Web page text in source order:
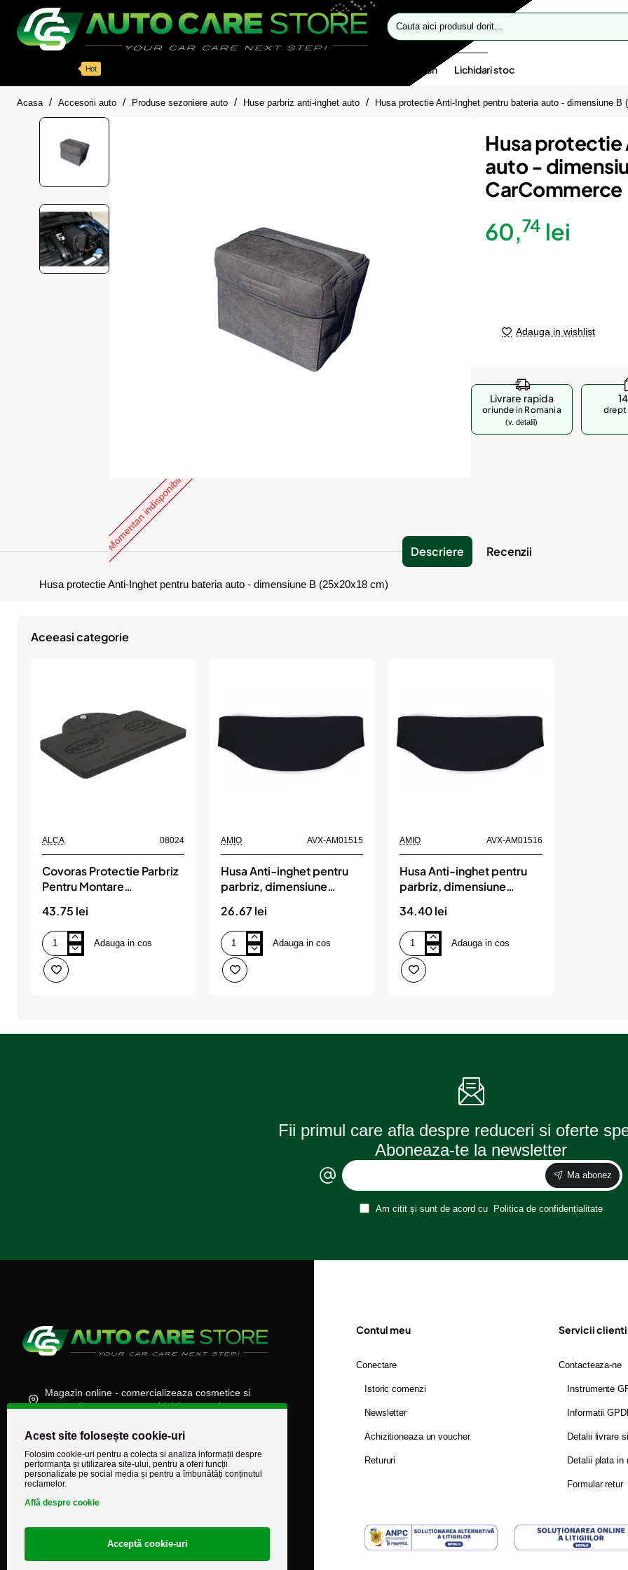
Cauta
aici
Hot Oferte flash Lichidari stoc
Acasa homeAccesorii auto Produse sezoniere auto Huse parbriz anti-inghet auto Husa protectie Anti-Inghet pentru bateria auto - dimensiune
Momentan indisponibil
Husa
auto -
CarCommerce
60,74 lei
Adauga in wishlist
Livrare rapida
oriunde in Romania
(v. detalii)
drept
Descriere Recenzii
Husa protectie Anti-Inghet pentru bateria auto - dimensiune B (25x20x18 cm)
Aceeasi categorie
ALCA 08024
Covoras Protectie Parbriz
Pentru Montare
43.75 lei
Covoras
Protectie
Parbriz
Pentru
Adauga in cos
AMIO AVX-AM01515
Husa Anti-inghet pentru
parbriz, dimensiune
neagra, AMIO
26.67 lei
Husa
Anti-
inghet
pentru
culoare
Adauga in cos
AMIO AVX-AM01516
Husa Anti-inghet pentru
parbriz, dimensiune
neagra, AMIO
34.40 lei
Husa
Anti-
inghet
pentru
culoare
Adauga in cos
Fii primul care afla despre reduceri si oferte
Aboneaza-te la newsletter
Ma abonez
Am citit și sunt de acord cu Politica de confidențialitate
Magazin online - comercializeaza cosmetice si
accesorii auto, moto, atv, biciclete, camioane
(+40) 745 848 890
comenzi@autocarestore.ro
Contul meu
Conectare
Istoric comenzi
Newsletter
Achizitioneaza un voucher
Retururi
Servicii clienti
Contacteaza-ne
Instrumente
Informatii
Detalii livrare
Detalii plata in
Formular retur
Acest site folosește cookie-uri
Folosim cookie-uri pentru a colecta si analiza informații despre
performanța și utilizarea site-ului, pentru a oferi funcții
personalizate pe social media și pentru a îmbunătăți conținutul
reclamelor.
Află despre cookie
Acceptă cookie-uri